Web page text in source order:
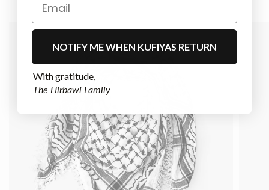
NOTIFY ME WHEN KUFIYAS RETURN
With gratitude,
The Hirbawi Family